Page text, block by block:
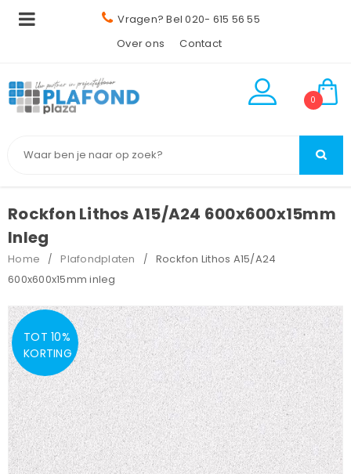
Vragen? Bel 020- 615 56 55
Over ons
Contact
0
Rockfon Lithos A15/A24 600x600x15mm
Inleg
Home / Plafondplaten /
Rockfon Lithos A15/A24
600x600x15mm inleg
TOT 10%
KORTING